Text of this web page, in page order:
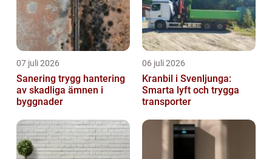
07 juli 2026
Sanering trygg hantering
av skadliga ämnen i
byggnader
06 juli 2026
Kranbil i Svenljunga:
Smarta lyft och trygga
transporter